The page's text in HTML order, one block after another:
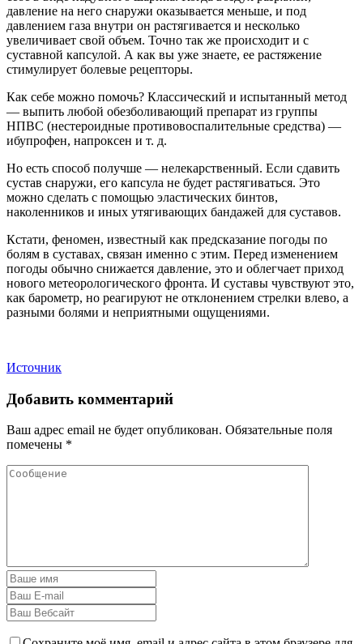
давление на него снаружи оказывается меньше, и под
давлением газа внутри он растягивается и несколько
увеличивает свой объем. Точно так же происходит и с
суставной капсулой. А как вы уже знаете, ее растяжение
стимулирует болевые рецепторы.
Как себе можно помочь? Классический и испытанный метод
— выпить любой обезболивающий препарат из группы
НПВС (нестероидные противовоспалительные средства) —
ибупрофен, напроксен и т. д.
Но есть способ получше — нелекарственный. Если сдавить
сустав снаружи, его капсула не будет растягиваться. Это
можно сделать с помощью эластических бинтов,
наколенников и иных утягивающих бандажей для суставов.
Кстати, феномен, известный как предсказание погоды по
болям в суставах, связан именно с этим. Перед изменением
погоды обычно снижается давление, это и облегчает приход
нового метеорологического фронта. И суставы чувствуют это,
как барометр, но реагируют не отклонением стрелки влево, а
разными болями и неприятными ощущениями.
Источник
Добавить комментарий
Ваш адрес email не будет опубликован. Обязательные поля
помечены *